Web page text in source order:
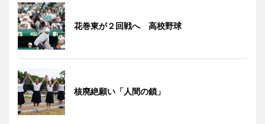
花巻東が２回戦へ 高校野球
核廃絶願い「人間の鎖」